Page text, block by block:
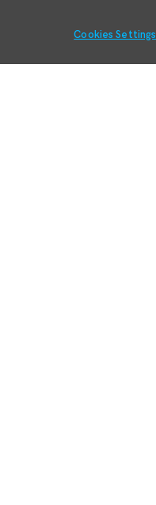
Cookies Settings